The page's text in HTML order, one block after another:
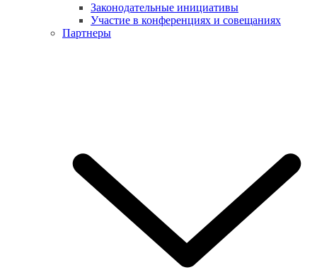
Законодательные инициативы
Участие в конференциях и совещаниях
Партнеры